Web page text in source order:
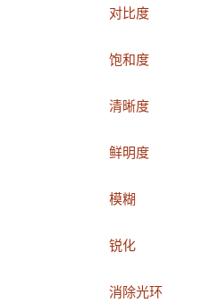
对比度
饱和度
清晰度
鲜明度
模糊
锐化
消除光环